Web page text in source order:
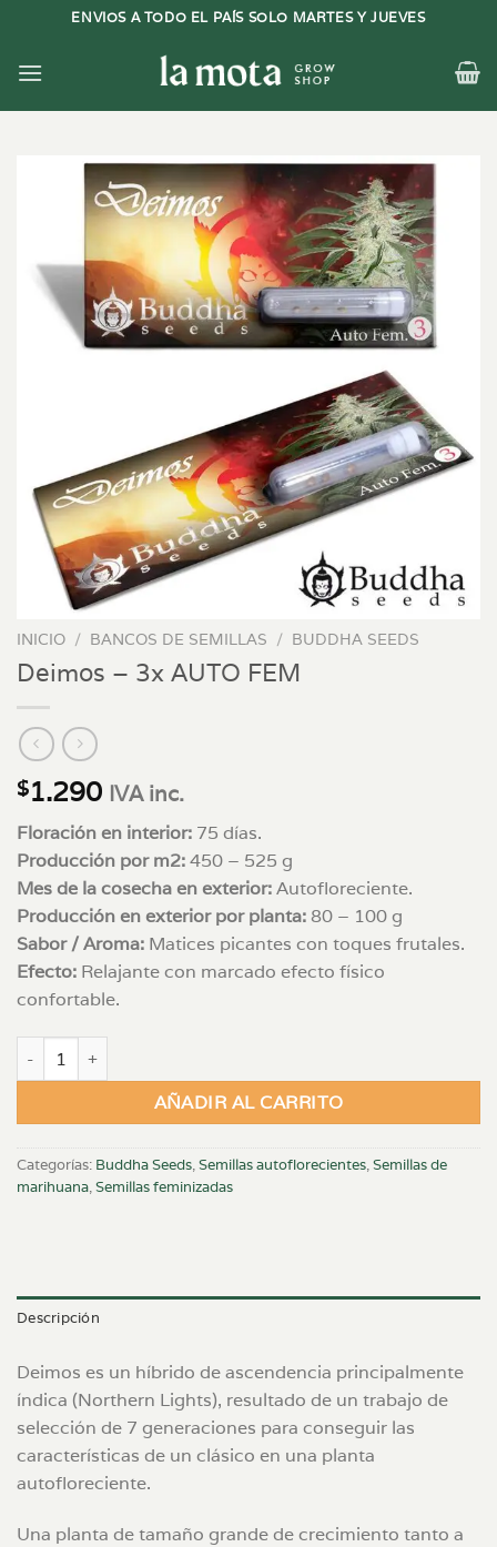
contenido
ENVIOS A TODO EL PAÍS SOLO MARTES Y JUEVES
INICIO / BANCOS DE SEMILLAS / BUDDHA SEEDS
Deimos – 3x AUTO FEM
$1.290 IVA inc.
Floración en interior: 75 días.
Producción por m2:450 – 525 g
Mes de la cosecha en exterior:Autofloreciente.
Producción en exterior por planta: 80 – 100 g
Sabor / Aroma: Matices picantes con toques frutales.
Efecto: Relajante con marcado efecto físico
confortable.
Deimos - 3x AUTO FEM cantidad
AÑADIR AL CARRITO
Categorías: Buddha Seeds,Semillas autoflorecientes,Semillas de
marihuana,Semillas feminizadas
Descripción
Deimos es un híbrido de ascendencia principalmente
índica (Northern Lights), resultado de un trabajo de
selección de 7 generaciones para conseguir las
características de un clásico en una planta
autofloreciente.
Una planta de tamaño grande de crecimiento tanto a